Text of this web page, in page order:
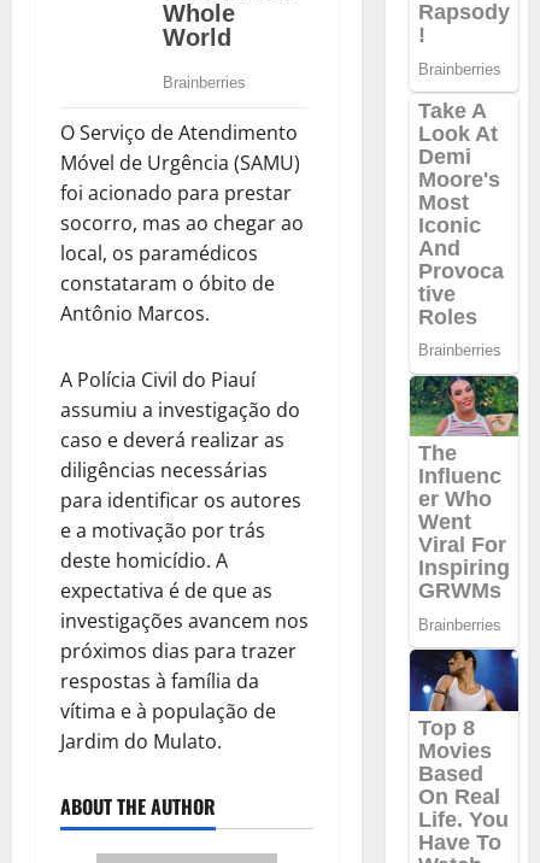
O Serviço de Atendimento
Móvel de Urgência (SAMU)
foi acionado para prestar
socorro, mas ao chegar ao
local, os paramédicos
constataram o óbito de
Antônio Marcos.
A Polícia Civil do Piauí
assumiu a investigação do
caso e deverá realizar as
diligências necessárias
para identificar os autores
e a motivação por trás
deste homicídio. A
expectativa é de que as
investigações avancem nos
próximos dias para trazer
respostas à família da
vítima e à população de
Jardim do Mulato.
ABOUT THE AUTHOR